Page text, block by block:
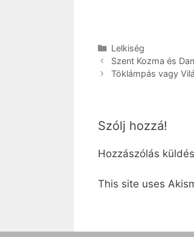
Kategória
Lelkiség
Szent Kozma és
Töklámpás vagy
Szólj hozzá!
Hozzászólás
This site uses